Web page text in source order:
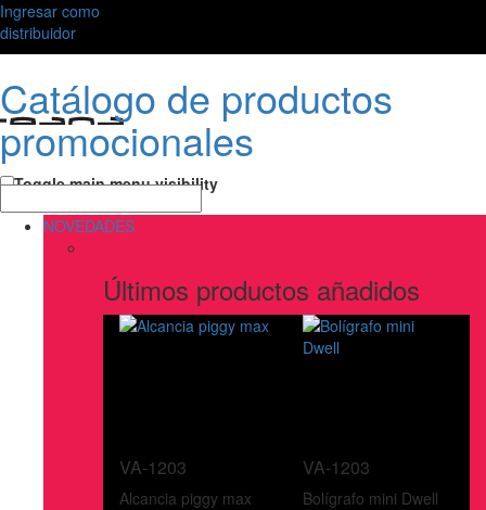
Ingresar como
distribuidor
Catálogo de productos
promocionales
Toggle main menu visibility
NOVEDADES
Últimos productos añadidos
VA-1203
Alcancia piggy max
VA-1203
Bolígrafo mini Dwell